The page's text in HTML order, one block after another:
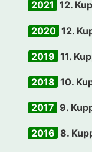
2021 12.
2020 12.
2019 11.
2018 10.
2017 9.
2016 8.